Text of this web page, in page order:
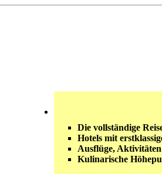
Die vollständige
Hotels mit
Ausflüge,
Kulinarische